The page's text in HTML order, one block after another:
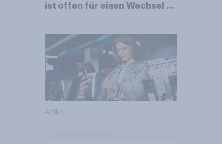
ist offen für einen Wechsel –
Artikel